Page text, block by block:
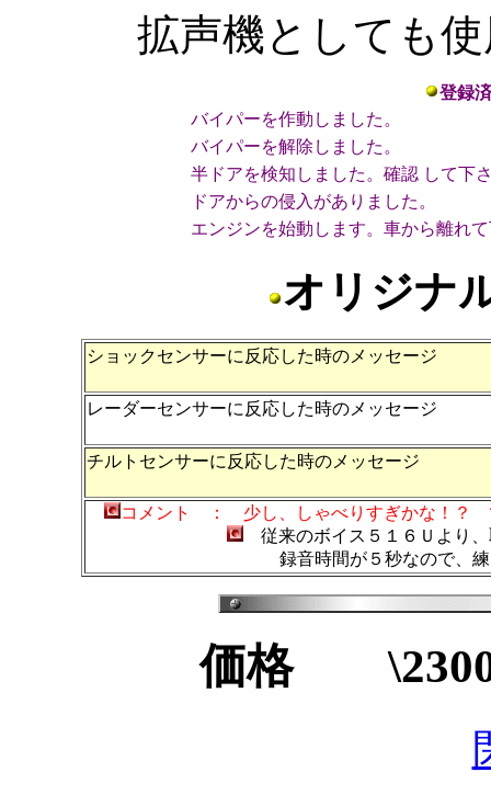
拡声機としても使
登録
バイパーを作動しました。
バイパーを解除しました。
半ドアを検知しました。確認 して下
ドアからの侵入がありました。
エンジンを始動します。車から離れ
オリジナ
ショックセンサーに反応した時のメッセージ
レーダーセンサーに反応した時のメッセージ
チルトセンサーに反応した時のメッセージ
コメント ： 少し、しゃべりすぎかな！？
従来のボイス５１６Ｕより
録音時間が５秒なので、練習して
価格